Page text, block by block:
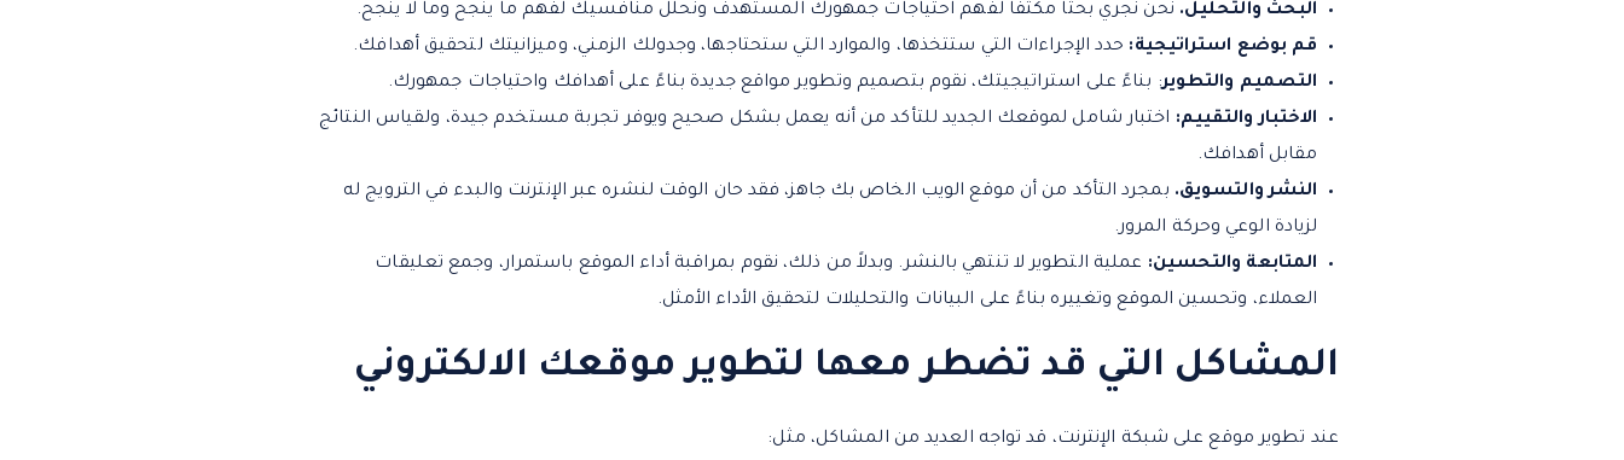
البحث والتحليل. نحن نجري بحثًا مكثفًا لفهم احتياجات جمهورك المستهدف ونحلل منافسيك لفهم ما ينجح وما لا ينجح.
قم بوضع استراتيجية: حدد الإجراءات التي ستتخذها، والموارد التي ستحتاجها، وجدولك الزمني، وميزانيتك لتحقيق أهدافك.
التصميم والتطوير: بناءً على استراتيجيتك، نقوم بتصميم وتطوير مواقع جديدة بناءً على أهدافك واحتياجات جمهورك.
الاختبار والتقييم: اختبار شامل لموقعك الجديد للتأكد من أنه يعمل بشكل صحيح ويوفر تجربة مستخدم جيدة، ولقياس النتائج
مقابل أهدافك.
النشر والتسويق. بمجرد التأكد من أن موقع الويب الخاص بك جاهز، فقد حان الوقت لنشره عبر الإنترنت والبدء في الترويج له
لزيادة الوعي وحركة المرور.
المتابعة والتحسين: عملية التطوير لا تنتهي بالنشر. وبدلاً من ذلك، نقوم بمراقبة أداء الموقع باستمرار، وجمع تعليقات
العملاء، وتحسين الموقع وتغييره بناءً على البيانات والتحليلات لتحقيق الأداء الأمثل.
المشاكل التي قد تضطر معها لتطوير موقعك الالكتروني
عند تطوير موقع على شبكة الإنترنت، قد تواجه العديد من المشاكل، مثل: